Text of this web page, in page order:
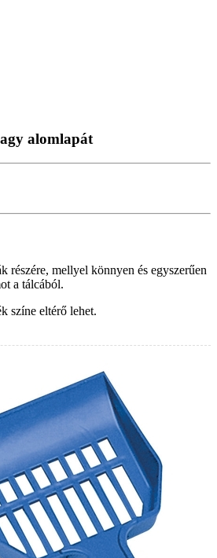
alomlapát
részére, mellyel könnyen és egyszerűen
a tálcából.
színe eltérő lehet.